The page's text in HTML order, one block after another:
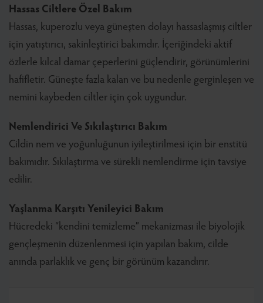
Hassas Ciltlere Özel Bakım
Hassas, kuperozlu veya güneşten dolayı hassaslaşmış ciltler
için yatıştırıcı, sakinleştirici bakımdır. İçeriğindeki aktif
özlerle kılcal damar çeperlerini güçlendirir, görünümlerini
hafifletir. Güneşte fazla kalan ve bu nedenle gerginleşen ve
nemini kaybeden ciltler için çok uygundur.
Nemlendirici Ve Sıkılaştırıcı Bakım
Cildin nem ve yoğunluğunun iyileştirilmesi için bir enstitü
bakımıdır. Sıkılaştırma ve sürekli nemlendirme için tavsiye
edilir.
Yaşlanma Karşıtı Yenileyici Bakım
Hücredeki “kendini temizleme” mekanizması ile biyolojik
gençleşmenin düzenlenmesi için yapılan bakım, cilde
anında parlaklık ve genç bir görünüm kazandırır.